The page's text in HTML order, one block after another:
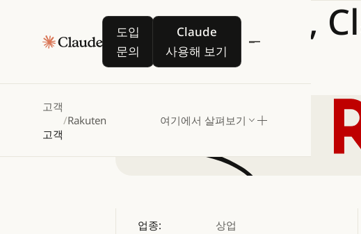
도입
문의
도입 문의
Claude
사용해 보기
Claude 사용해 보기
고객
고객
/Rakuten 여기에서 살펴보기
Rakuten,
업종:
상업